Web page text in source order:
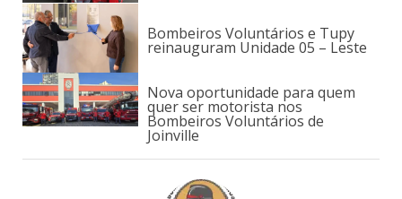
Bombeiros Voluntários e Tupy
reinauguram Unidade 05 – Leste
Nova oportunidade para quem
quer ser motorista nos
Bombeiros Voluntários de
Joinville